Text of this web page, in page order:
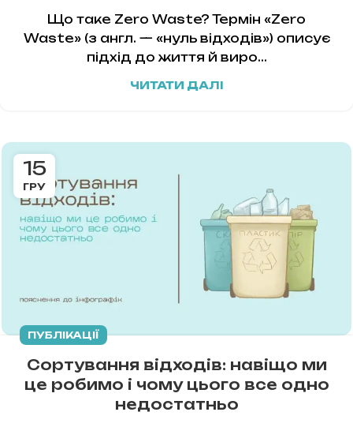
Що таке Zero Waste? Термін «Zero
Waste» (з англ. — «нуль відходів») описує
підхід до життя й виро...
ЧИТАТИ ДАЛІ
15
ГРУ
ПУБЛІКАЦІЇ
Сортування відходів: навіщо ми
це робимо і чому цього все одно
недостатньо